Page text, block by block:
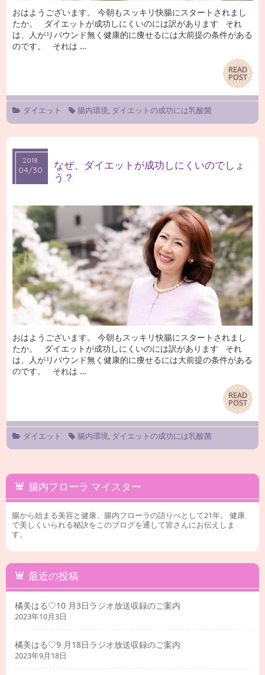
おはようございます。 今朝もスッキリ快腸にスタートされまし
たか。 ダイエットが成功しにくいのには訳があります それ
は、人がリバウンド無く健康的に痩せるには大前提の条件がある
のです。 それは …
READ
POST
READ
POST
ダイエット 腸内環境, ダイエットの成功には乳酸菌
2018
04/30
2018
04/30
なぜ、ダイエットが成功しにくいのでしょ
う？
おはようございます。 今朝もスッキリ快腸にスタートされまし
たか。 ダイエットが成功しにくいのには訳があります それ
は、人がリバウンド無く健康的に痩せるには大前提の条件がある
のです。 それは …
READ
POST
READ
POST
ダイエット 腸内環境, ダイエットの成功には乳酸菌
腸内フローラ マイスター
腸から始まる美容と健康、腸内フローラの語りべとして21年。 健康
で美しくいられる秘訣をこのブログを通して皆さんにお伝えしま
す。
最近の投稿
橘美はる♡10 月3日ラジオ放送収録のご案内
2023年10月3日
橘美はる♡9 月18日ラジオ放送収録のご案内
2023年9月18日